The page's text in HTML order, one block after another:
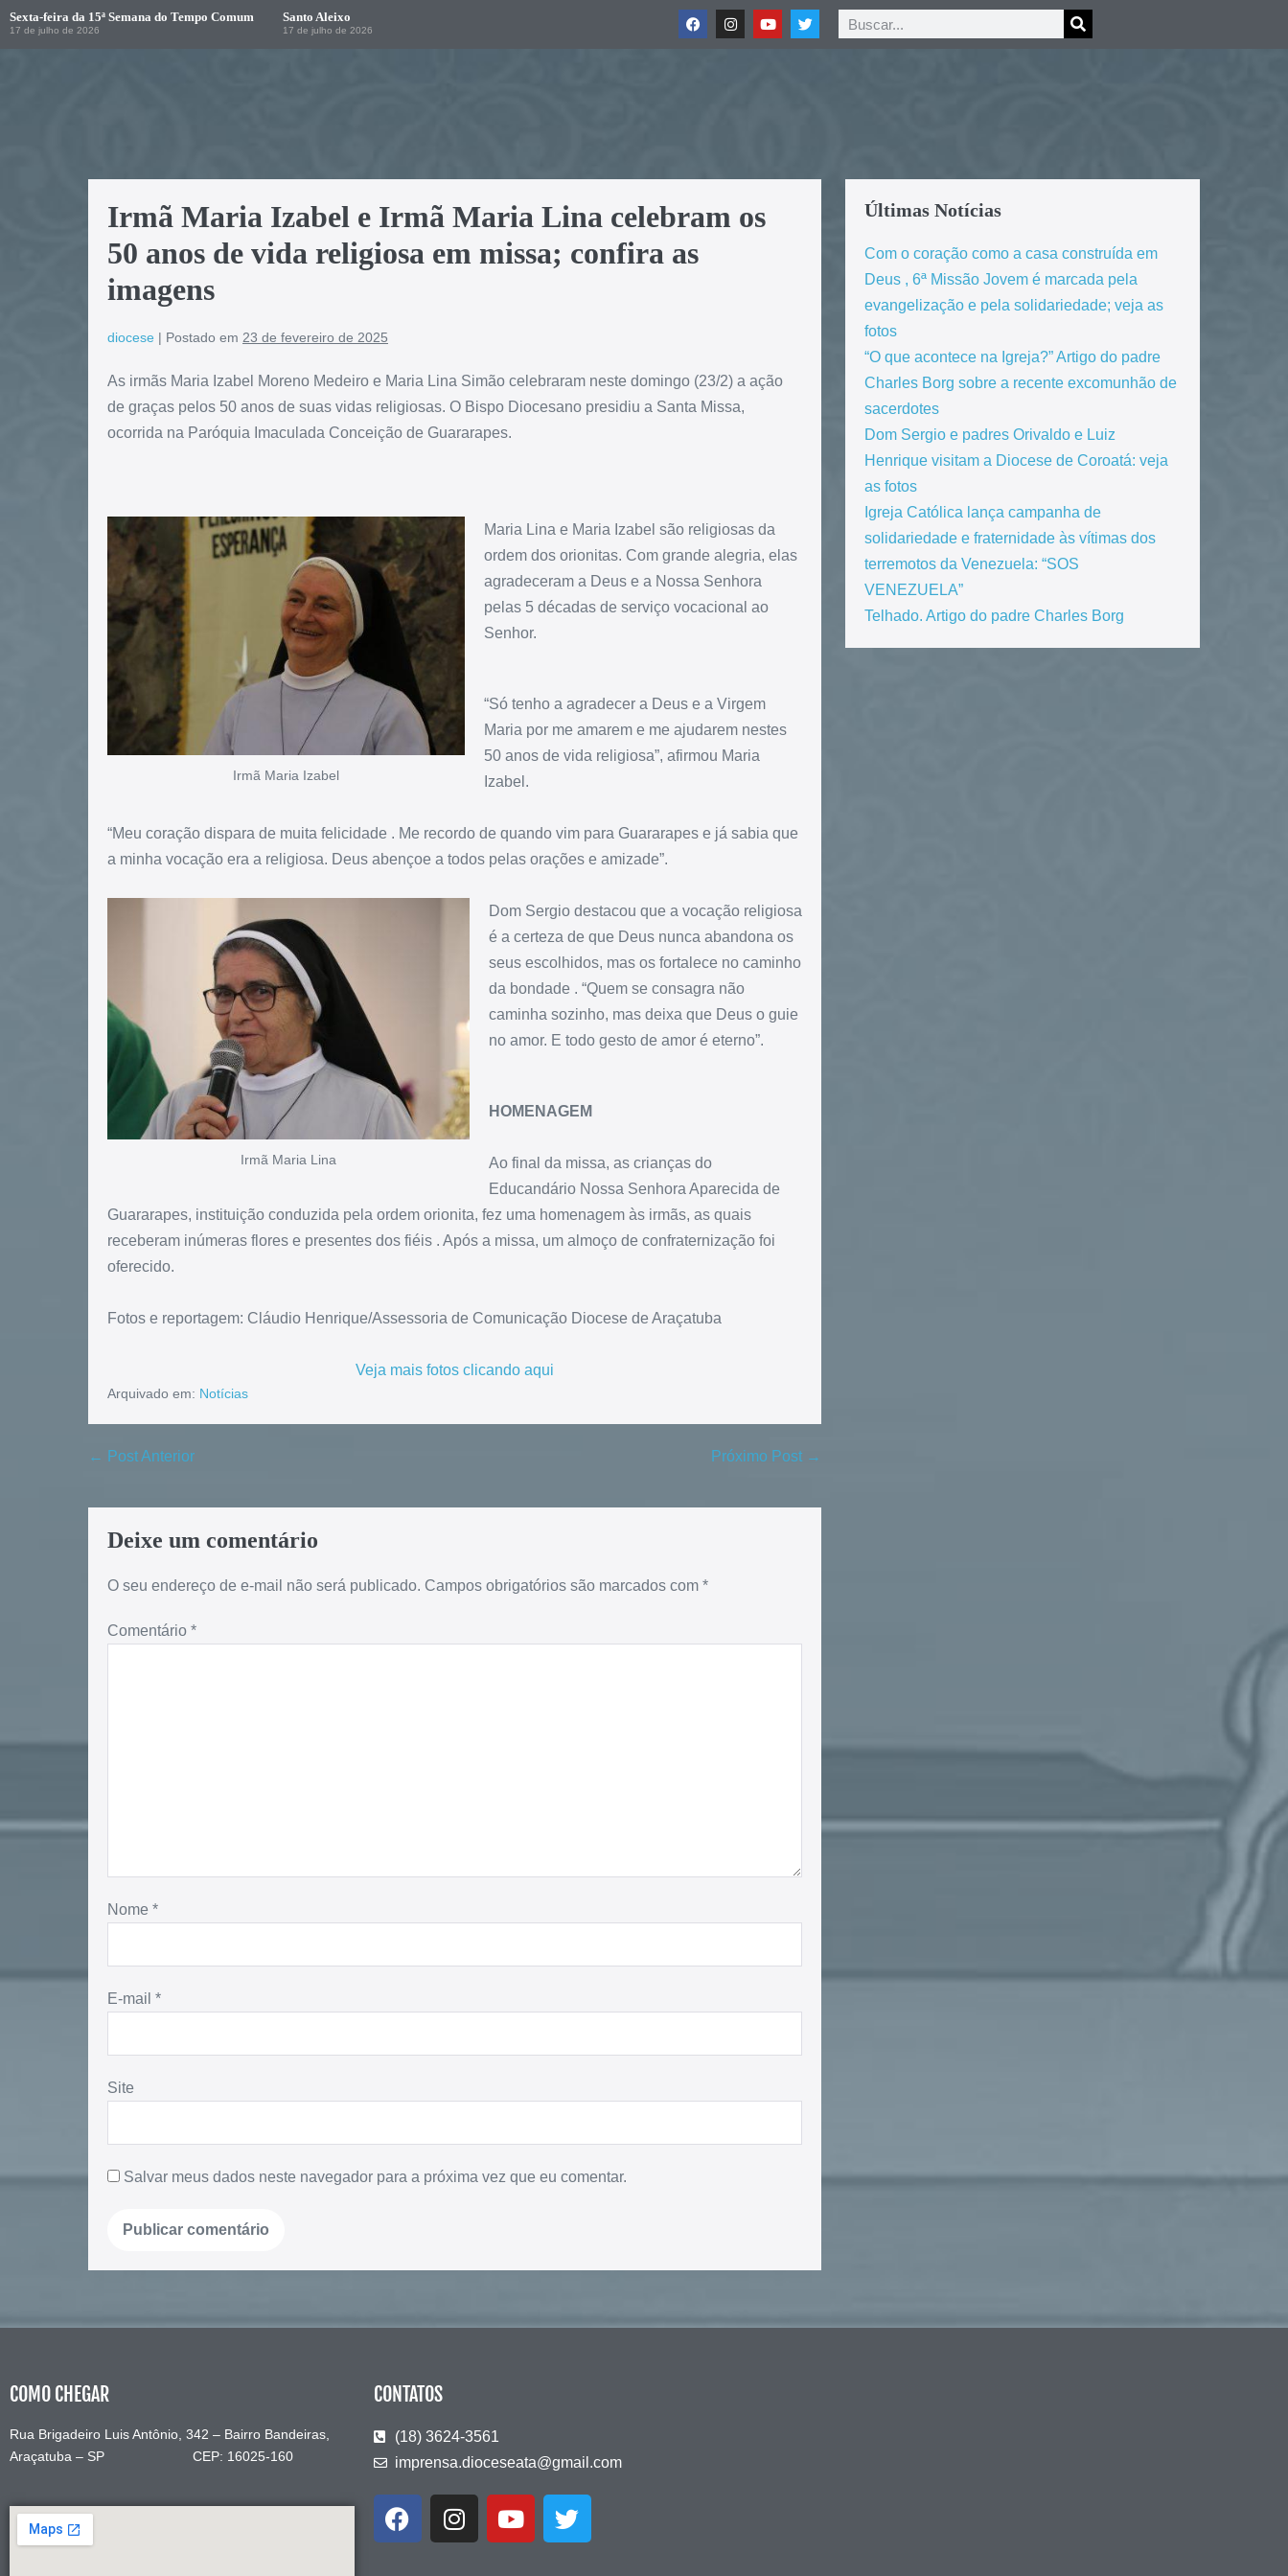
Sexta-feira da 15ª Semana do Tempo Comum
17 de julho de 2026
Santo Aleixo
17 de julho de 2026
Irmã Maria Izabel e Irmã Maria Lina celebram os
50 anos de vida religiosa em missa; confira as
imagens
diocese | Postado em 23 de fevereiro de 2025
As irmãs Maria Izabel Moreno Medeiro e Maria Lina Simão celebraram neste domingo (23/2) a ação
de graças pelos 50 anos de suas vidas religiosas. O Bispo Diocesano presidiu a Santa Missa,
ocorrida na Paróquia Imaculada Conceição de Guararapes.
Irmã Maria Izabel
Maria Lina e Maria Izabel são religiosas da
ordem dos orionitas. Com grande alegria, elas
agradeceram a Deus e a Nossa Senhora
pelas 5 décadas de serviço vocacional ao
Senhor.
“Só tenho a agradecer a Deus e a Virgem
Maria por me amarem e me ajudarem nestes
50 anos de vida religiosa”, afirmou Maria
Izabel.
“Meu coração dispara de muita felicidade . Me recordo de quando vim para Guararapes e já sabia que
a minha vocação era a religiosa. Deus abençoe a todos pelas orações e amizade”.
Irmã Maria Lina
Dom Sergio destacou que a vocação religiosa
é a certeza de que Deus nunca abandona os
seus escolhidos, mas os fortalece no caminho
da bondade . “Quem se consagra não
caminha sozinho, mas deixa que Deus o guie
no amor. E todo gesto de amor é eterno”.
HOMENAGEM
Ao final da missa, as crianças do
Educandário Nossa Senhora Aparecida de
Guararapes, instituição conduzida pela ordem orionita, fez uma homenagem às irmãs, as quais
receberam inúmeras flores e presentes dos fiéis . Após a missa, um almoço de confraternização foi
oferecido.
Fotos e reportagem: Cláudio Henrique/Assessoria de Comunicação Diocese de Araçatuba
Veja mais fotos clicando aqui
Arquivado em: Notícias
← Post Anterior Próximo Post →
Deixe um comentário
O seu endereço de e-mail não será publicado. Campos obrigatórios são marcados com *
Comentário *
Nome *
E-mail *
Site
Salvar meus dados neste navegador para a próxima vez que eu comentar.
Últimas Notícias
Com o coração como a casa construída em
Deus , 6ª Missão Jovem é marcada pela
evangelização e pela solidariedade; veja as
fotos
“O que acontece na Igreja?” Artigo do padre
Charles Borg sobre a recente excomunhão de
sacerdotes
Dom Sergio e padres Orivaldo e Luiz
Henrique visitam a Diocese de Coroatá: veja
as fotos
Igreja Católica lança campanha de
solidariedade e fraternidade às vítimas dos
terremotos da Venezuela: “SOS
VENEZUELA”
Telhado. Artigo do padre Charles Borg
COMO CHEGAR
Rua Brigadeiro Luis Antônio, 342 – Bairro Bandeiras,
Araçatuba – SP CEP: 16025-160
CONTATOS
(18) 3624-3561
imprensa.dioceseata@gmail.com